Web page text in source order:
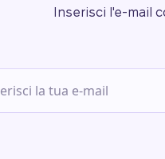
Inserisci l'e-mail